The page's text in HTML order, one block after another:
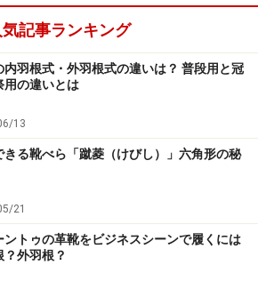
気記事ランキング
内羽根式・外羽根式の違いは？ 普段用と冠
用の違いとは
13
きる靴べら「蹴菱（けびし）」六角形の秘
21
ントゥの革靴をビジネスシーンで履くには
？外羽根？